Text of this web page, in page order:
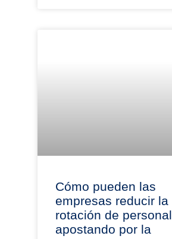
Cómo pueden las
empresas reducir la
rotación de personal
apostando por la